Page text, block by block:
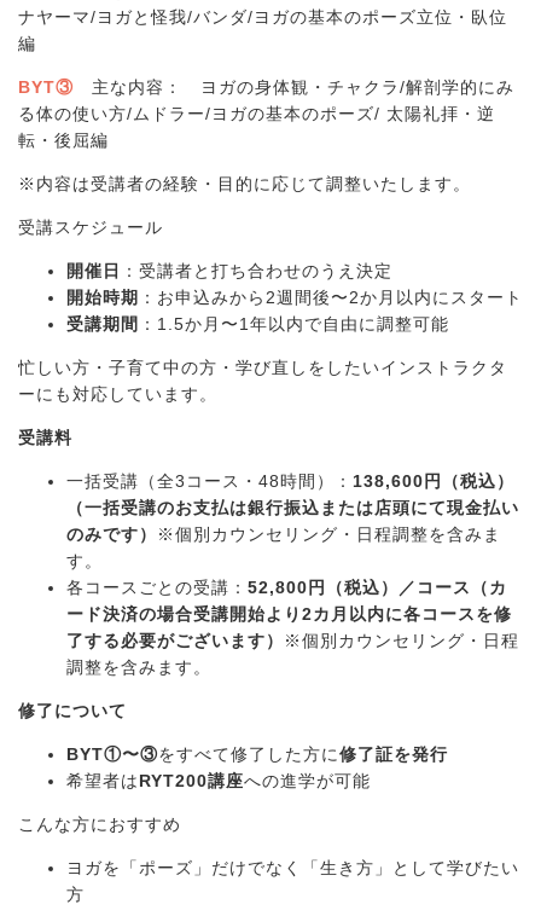
ナヤーマ/ヨガと怪我/バンダ/ヨガの基本のポーズ立位・臥位
編
BYT③ 主な内容： ヨガの身体観・チャクラ/解剖学的にみ
る体の使い方/ムドラー/ヨガの基本のポーズ/ 太陽礼拝・逆
転・後屈編
※内容は受講者の経験・目的に応じて調整いたします。
受講スケジュール
開催日
：受講者と打ち合わせのうえ決定
開始時期 ：お申込みから2週間後〜2か月以内にスタート
受講期間 ：1.5か月〜1年以内で自由に調整可能
忙しい方・子育て中の方・学び直しをしたいインストラクタ
ーにも対応しています。
受講料
一括受講（全3コース・48時間）： 138,600円（税込）
（一括受講のお支払は銀行振込または店頭にて現金払い
のみです）
※個別カウンセリング・日程調整を含みま
す。
各コースごとの受講： 52,800円（税込）／コース（カ
ード決済の場合受講開始より2カ月以内に各コースを修
了する必要がございます）
※個別カウンセリング・日程
調整を含みます。
修了について
BYT①〜③をすべて修了した方に修了証を発行
希望者はRYT200講座への進学が可能
こんな方におすすめ
ヨガを「ポーズ」だけでなく「生き方」として学びたい
方